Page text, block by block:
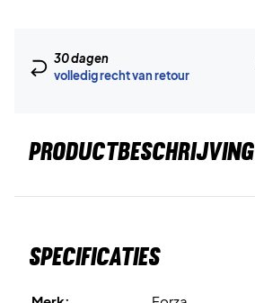
30 dagen
volledig recht van retour
PRODUCTBESCHRIJVING
Specificaties